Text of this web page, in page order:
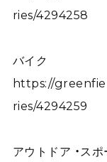
ries/4294258
バイク
https://
ries/4294259
アウトドア ・ス